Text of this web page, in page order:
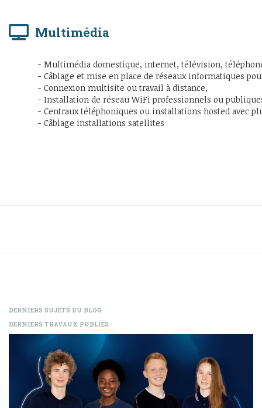
Multimédia
- Multimédia domestique, internet, télévision,
- Câblage et mise en place de réseaux informatiques
- Connexion multisite ou travail à distance,
- Installation de réseau WiFi professionnels ou
- Centraux téléphoniques ou installations hosted avec
- Câblage installations satellites
DERNIERS SUJETS DU BLOG
DERNIERS TRAVAUX PUBLIÉS